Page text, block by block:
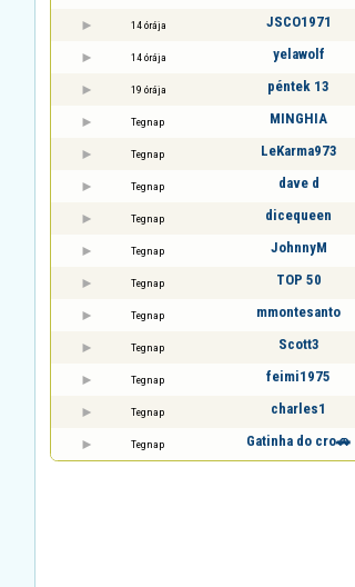
14 órája JSCO1971
14 órája yelawolf
19 órája péntek 13
Tegnap MINGHIA
Tegnap LeKarma973
Tegnap dave d
Tegnap dicequeen
Tegnap JohnnyM
Tegnap TOP 50
Tegnap mmontesanto
Tegnap Scott3
Tegnap feimi1975
Tegnap charles1
Tegnap Gatinha do cro🚗